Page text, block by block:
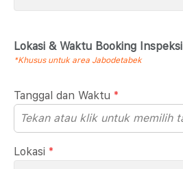
Lokasi & Waktu Booking Inspeksi
*Khusus untuk area Jabodetabek
Tanggal dan Waktu *
Lokasi *